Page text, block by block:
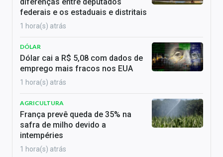
diferenças entre deputados
federais e os estaduais e distritais
1 hora(s) atrás
DÓLAR
Dólar cai a R$ 5,08 com dados de
emprego mais fracos nos EUA
1 hora(s) atrás
AGRICULTURA
França prevê queda de 35% na
safra de milho devido a
intempéries
1 hora(s) atrás